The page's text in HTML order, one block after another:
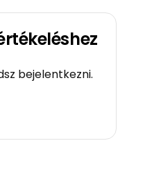
bejelentkezni.